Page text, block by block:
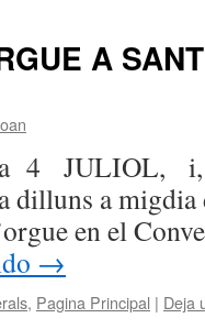
A
4 JULIOL, i,
a migdia
en el
→
, Pagina Principal | Deja